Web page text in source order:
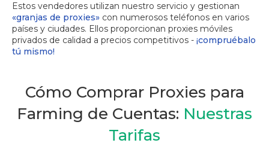
Estos vendedores utilizan nuestro servicio y gestionan
«granjas de proxies» con numerosos teléfonos en varios
países y ciudades. Ellos proporcionan proxies móviles
privados de calidad a precios competitivos - ¡compruébalo
tú mismo!
Cómo Comprar Proxies para
Farming de Cuentas: Nuestras
Tarifas